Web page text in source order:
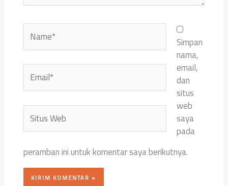
Name*
Email*
Situs
Web
Simpan
nama,
email,
dan
situs
web
saya
pada
peramban ini untuk komentar saya berikutnya.